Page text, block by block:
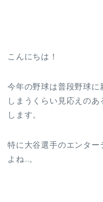
こんにちは！
今年の野球は普段野球に
しまうくらい見応えの
します。
特に大谷選手のエンタ
よね…。